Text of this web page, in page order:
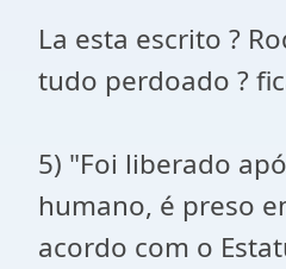
La esta escrito ?
tudo perdoado ?
5) "Foi liberado
humano, é preso
acordo com o